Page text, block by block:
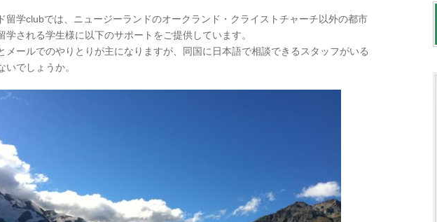
留学clubでは、ニュージーランドのオークランド・クライストチャーチ以外の都市
学される学生様に以下のサポートをご提供しています。
メールでのやりとりが主になりますが、同国に日本語で相談できるスタッフがいる
いでしょうか。